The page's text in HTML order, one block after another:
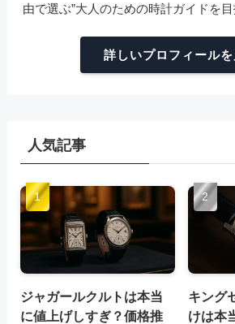
由で選ぶ”大人のための時計ガイドを目
詳しいプロフィールを
人気記事
ジャガールクルトは本当
に値上げしすぎ？価格推
キング
けは本